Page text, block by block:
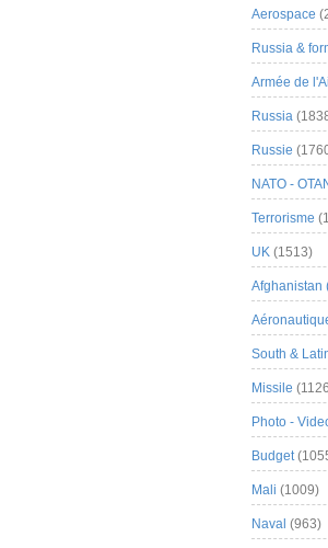
Aerospace
Russia &
Armée de
Russia
Russie
NATO -
Terrorisme
UK (1513)
Afghanistan
South &
Missile
Photo -
Budget
Mali (1009)
Naval (963)